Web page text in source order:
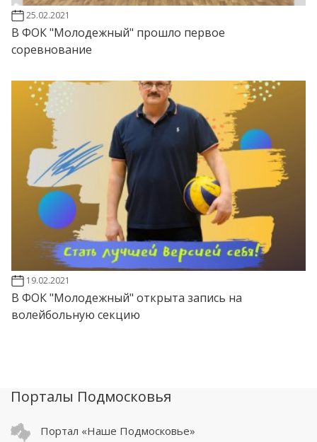
25.02.2021
В ФОК "Молодежный" прошло первое
соревнование
19.02.2021
В ФОК "Молодежный" открыта запись на
волейбольную секцию
Порталы Подмосковья
Портал «Наше Подмосковье»